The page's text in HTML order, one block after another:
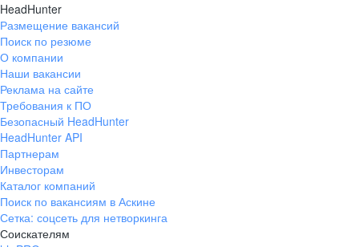
HeadHunter
Размещение вакансий
Поиск по резюме
О компании
Наши вакансии
Реклама на сайте
Требования к ПО
Безопасный HeadHunter
HeadHunter API
Партнерам
Инвесторам
Каталог компаний
Поиск по вакансиям в Аскине
Сетка: соцсеть для нетворкинга
Соискателям